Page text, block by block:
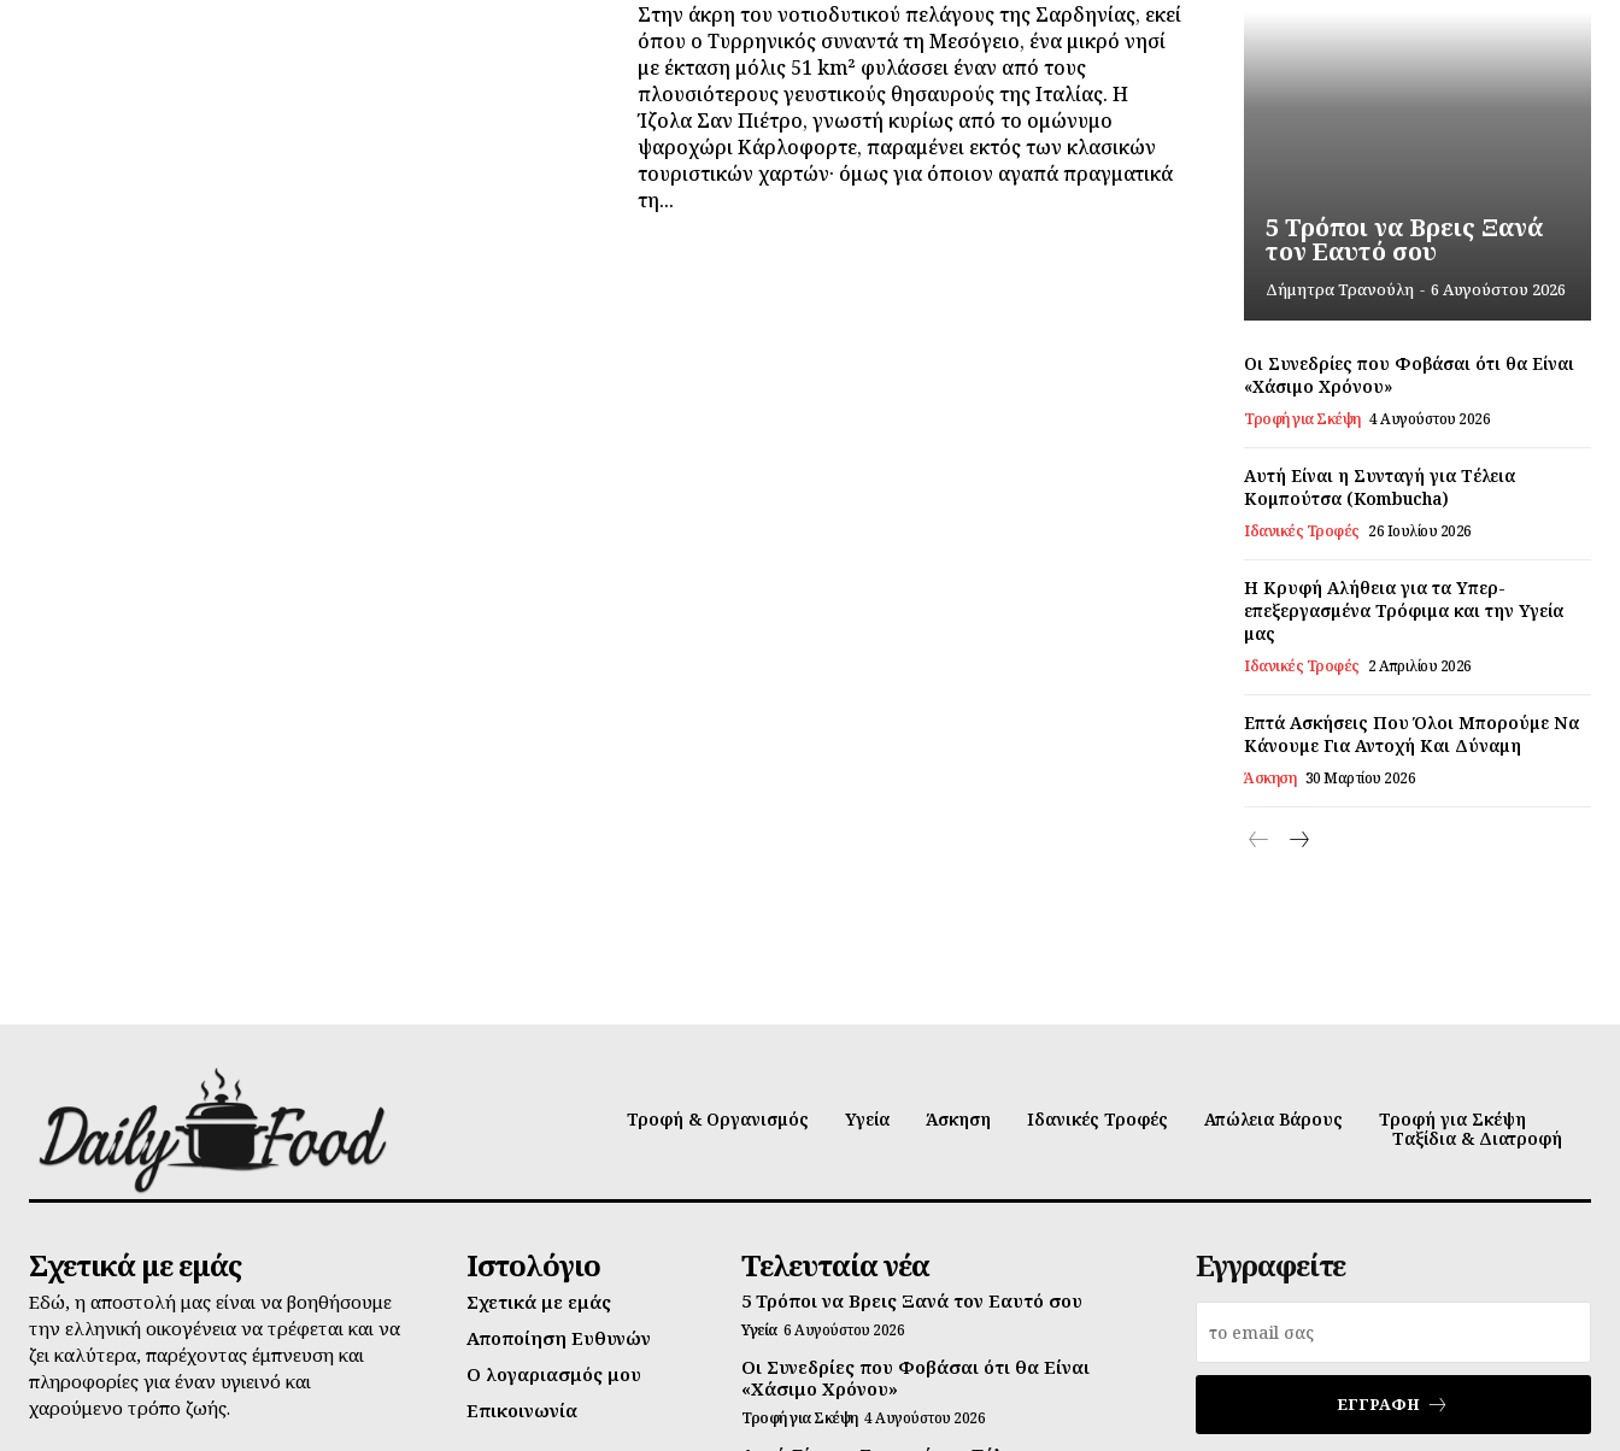
Στην άκρη του νοτιοδυτικού πελάγους της Σαρδηνίας, εκεί
όπου ο Τυρρηνικός συναντά τη Μεσόγειο, ένα μικρό νησί
με έκταση μόλις 51 km² φυλάσσει έναν από τους
πλουσιότερους γευστικούς θησαυρούς της Ιταλίας. Η
Ίζολα Σαν Πιέτρο, γνωστή κυρίως από το ομώνυμο
ψαροχώρι Κάρλοφορτε, παραμένει εκτός των κλασικών
τουριστικών χαρτών· όμως για όποιον αγαπά πραγματικά
τη...
5 Τρόποι να Βρεις Ξανά
τον Εαυτό σου
Δήμητρα Τρανούλη - 6 Αυγούστου 2026
Οι Συνεδρίες που Φοβάσαι ότι θα Είναι
«Χάσιμο Χρόνου»
Τροφή για Σκέψη 4 Αυγούστου 2026
Αυτή Είναι η Συνταγή για Τέλεια
Κομπούτσα (Kombucha)
Ιδανικές Τροφές 26 Ιουλίου 2026
Η Κρυφή Αλήθεια για τα Υπερ-
επεξεργασμένα Τρόφιμα και την Υγεία
μας
Ιδανικές Τροφές 2 Απριλίου 2026
Επτά Ασκήσεις Που Όλοι Μπορούμε Να
Κάνουμε Για Αντοχή Και Δύναμη
Άσκηση 30 Μαρτίου 2026
Τροφή & Οργανισμός Υγεία Άσκηση Ιδανικές Τροφές Απώλεια Βάρους
Τροφή για Σκέψη
Ταξίδια & Διατροφή
Σχετικά με εμάς
Εδώ, η αποστολή μας είναι να βοηθήσουμε
την ελληνική οικογένεια να τρέφεται και να
ζει καλύτερα, παρέχοντας έμπνευση και
πληροφορίες για έναν υγιεινό και
χαρούμενο τρόπο ζωής.
Ιστολόγιο
Σχετικά με εμάς
Αποποίηση Ευθυνών
Ο λογαριασμός μου
Επικοινωνία
Τελευταία νέα
5 Τρόποι να Βρεις Ξανά τον Εαυτό σου
Υγεία 6 Αυγούστου 2026
Οι Συνεδρίες που Φοβάσαι ότι θα Είναι
«Χάσιμο Χρόνου»
Τροφή για Σκέψη 4 Αυγούστου 2026
Εγγραφείτε
ΕΓΓΡΑΦΉ